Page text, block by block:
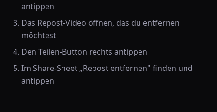
antippen
Das Repost-Video öffnen, das du entfernen
möchtest
Den Teilen-Button rechts antippen
Im Share-Sheet „Repost entfernen" finden und
antippen